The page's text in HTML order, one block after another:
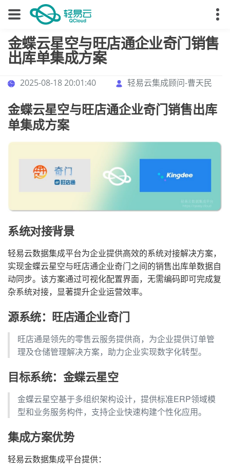
金蝶云星空与旺店通企业奇门销售
出库单集成方案
2025-08-18 20:01:40 轻易云集成顾问-曹天民
金蝶云星空与旺店通企业奇门销售出库
单集成方案
系统对接背景
轻易云数据集成平台为企业提供高效的系统对接解决方案，
实现金蝶云星空与旺店通企业奇门之间的销售出库单数据自
动同步。该方案通过可视化配置界面，无需编码即可完成复
杂系统对接，显著提升企业运营效率。
源系统：旺店通企业奇门
旺店通是领先的零售云服务提供商，为企业提供订单管
理及仓储管理解决方案，助力企业实现数字化转型。
目标系统：金蝶云星空
金蝶云星空基于多组织架构设计，提供标准ERP领域模
型和业务服务构件，支持企业快速构建个性化应用。
集成方案优势
轻易云数据集成平台提供：